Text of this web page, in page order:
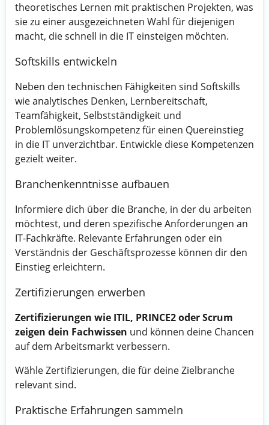
theoretisches Lernen mit praktischen Projekten, was
sie zu einer ausgezeichneten Wahl für diejenigen
macht, die schnell in die IT einsteigen möchten.
Softskills entwickeln
Neben den technischen Fähigkeiten sind Softskills
wie analytisches Denken, Lernbereitschaft,
Teamfähigkeit, Selbstständigkeit und
Problemlösungskompetenz für einen Quereinstieg
in die IT unverzichtbar. Entwickle diese Kompetenzen
gezielt weiter.
Branchenkenntnisse aufbauen
Informiere dich über die Branche, in der du arbeiten
möchtest, und deren spezifische Anforderungen an
IT-Fachkräfte. Relevante Erfahrungen oder ein
Verständnis der Geschäftsprozesse können dir den
Einstieg erleichtern.
Zertifizierungen erwerben
Zertifizierungen wie ITIL, PRINCE2 oder Scrum
zeigen dein Fachwissen und können deine Chancen
auf dem Arbeitsmarkt verbessern.
Wähle Zertifizierungen, die für deine Zielbranche
relevant sind.
Praktische Erfahrungen sammeln